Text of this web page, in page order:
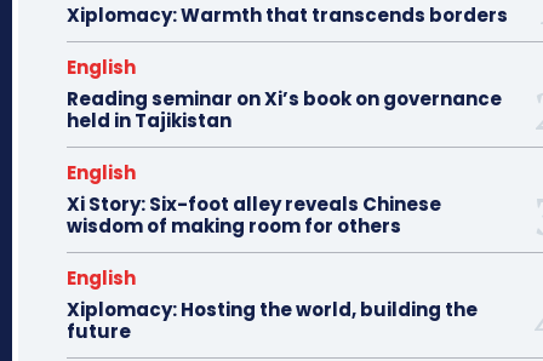
Xiplomacy: Warmth that transcends borders
English
Reading seminar on Xi’s book on governance
held in Tajikistan
English
Xi Story: Six-foot alley reveals Chinese
wisdom of making room for others
English
Xiplomacy: Hosting the world, building the
future